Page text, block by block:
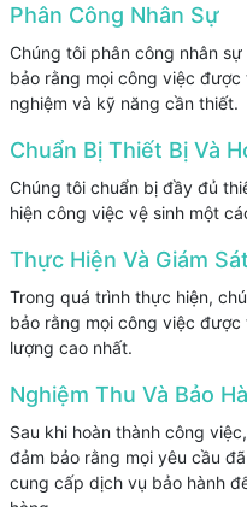
Phân Công Nhân Sự
Chúng tôi phân công nhân
bảo rằng mọi công việc
nghiệm và kỹ năng cần thiết.
Chuẩn Bị Thiết Bị Và
Chúng tôi chuẩn bị đầy đủ
hiện công việc vệ sinh một
Thực Hiện Và Giám Sát
Trong quá trình thực hiện,
bảo rằng mọi công việc
lượng cao nhất.
Nghiệm Thu Và Bảo
Sau khi hoàn thành công
đảm bảo rằng mọi yêu cầu
cung cấp dịch vụ bảo hành